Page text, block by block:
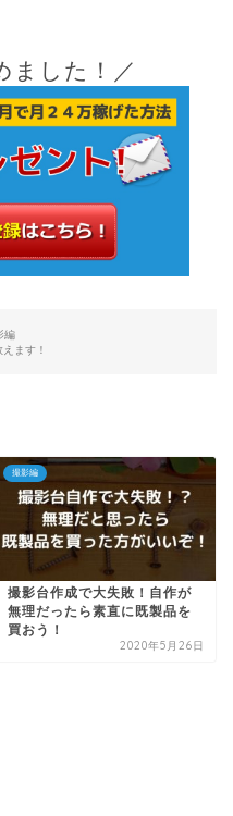
ました！／
編
ます！
撮影編
撮影台作成で大失敗！自作が
無理だったら素直に既製品を
買おう！
2020年5月26日